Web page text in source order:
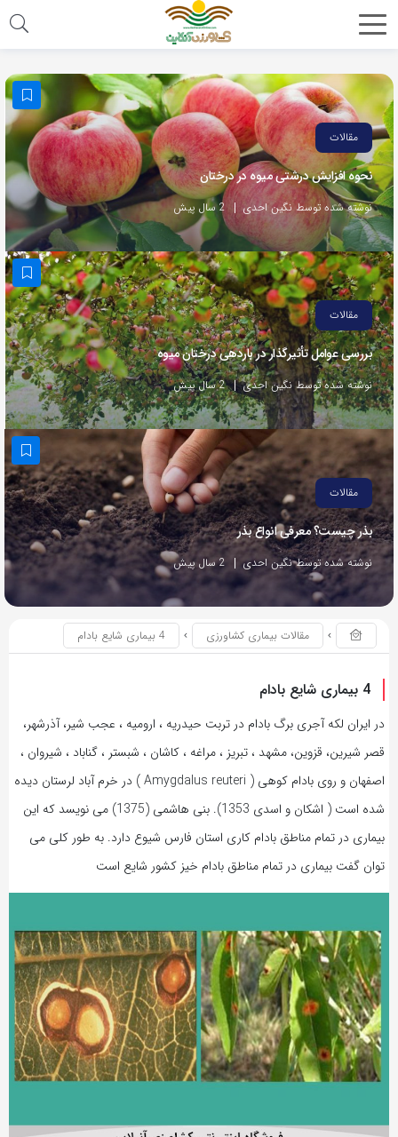
مقالات
نحوه افزایش درشتی میوه در درختان
نوشته شده توسط نگین احدی 2 سال پیش
مقالات
بررسی عوامل تأثیرگذار در باردهی درختان میوه
نوشته شده توسط نگین احدی 2 سال پیش
مقالات
بذر چیست؟ معرفی انواع بذر
نوشته شده توسط نگین احدی 2 سال پیش
مقالات بیماری کشاورزی 4 بیماری شایع بادام
4 بیماری شایع بادام
در ایران لکه آجری برگ بادام در تربت حیدریه ، ارومیه ، عجب شیر، آذرشهر،
قصر شیرین، قزوین، مشهد ، تبریز ، مراغه ، کاشان ، شبستر ، گناباد ، شیروان ،
اصفهان و روی بادام کوهی ( Amygdalus reuteri ) در خرم آباد لرستان دیده
شده است ( اشکان و اسدی 1353). بنی هاشمی (1375) می نویسد که این
بیماری در تمام مناطق بادام کاری استان فارس شیوع دارد. به طور کلی می
توان گفت بیماری در تمام مناطق بادام خیز کشور شایع است